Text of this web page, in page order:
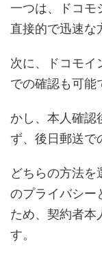
一つは、ドコモ
直接的で迅速な
次に、ドコモイ
での確認も可能
かし、本人確認
ず、後日郵送で
どちらの方法
のプライバシー
ため、契約者本
す。